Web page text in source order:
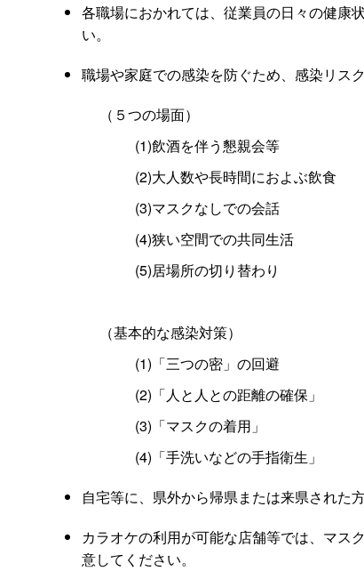
各職場におかれては、従業員の日々の健康
い。
職場や家庭での感染を防ぐため、感染リス
（５つの場面）
(1)飲酒を伴う懇親会等
(2)大人数や長時間におよぶ飲食
(3)マスクなしでの会話
(4)狭い空間での共同生活
(5)居場所の切り替わり
（基本的な感染対策）
(1)「三つの密」の回避
(2)「人と人との距離の確保」
(3)「マスクの着用」
(4)「手洗いなどの手指衛生」
自宅等に、県外から帰県または来県された
カラオケの利用が可能な店舗等では、マス
意してください。